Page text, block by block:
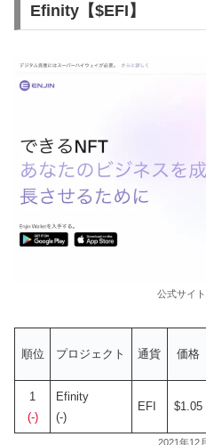
Efinity【$EFI】
公式サイ
順位 プロジェクト 通貨 価格
1
(-)
Efinity
(-)
EFI $1.05
2021年12